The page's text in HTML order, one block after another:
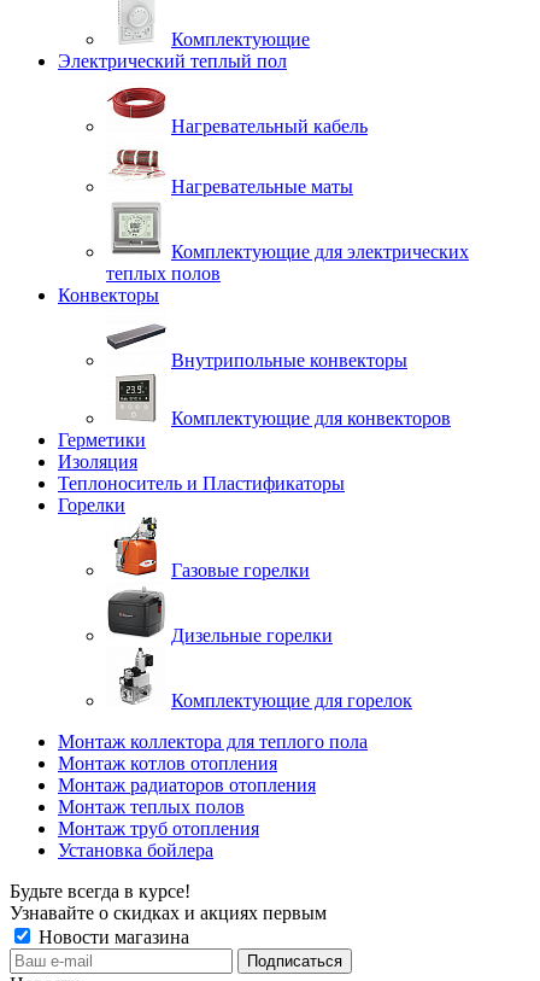
Комплектующие
Электрический теплый пол
Нагревательный кабель
Нагревательные маты
Комплектующие для электрических
теплых полов
Конвекторы
Внутрипольные конвекторы
Комплектующие для конвекторов
Герметики
Изоляция
Теплоноситель и Пластификаторы
Горелки
Газовые горелки
Дизельные горелки
Комплектующие для горелок
Монтаж коллектора для теплого пола
Монтаж котлов отопления
Монтаж радиаторов отопления
Монтаж теплых полов
Монтаж труб отопления
Установка бойлера
Будьте всегда в курсе!
Узнавайте о скидках и акциях первым
Новости магазина